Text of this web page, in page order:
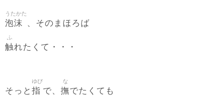
泡沫
うたかた
、そのまほろば
触
ふ
れたくて・・・
そっと 指
ゆび
で、 撫
な
でたくても